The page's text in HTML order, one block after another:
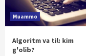
Muammo
Algoritm va til: kim
g'olib?